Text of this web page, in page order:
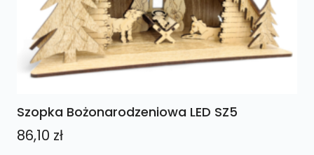
Szopka Bożonarodzeniowa LED SZ5
86,10 zł